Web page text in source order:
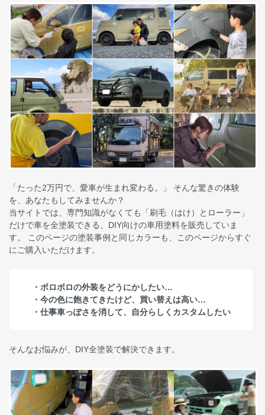
「たった2万円で、愛車が生まれ変わる。」 そんな驚きの体験
を、あなたもしてみませんか？
当サイトでは、専門知識がなくても「刷毛（はけ）とローラー」
だけで車を全塗装できる、DIY向けの車用塗料を販売していま
す。 このページの塗装事例と同じカラーも、このページからすぐ
にご購入いただけます。
・ボロボロの外装をどうにかしたい…
・今の色に飽きてきたけど、買い替えは高い…
・仕事車っぽさを消して、自分らしくカスタムしたい
そんなお悩みが、DIY全塗装で解決できます。